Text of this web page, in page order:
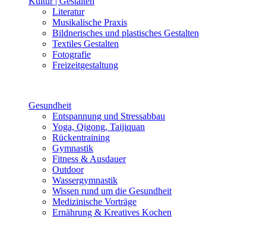
Literatur
Musikalische Praxis
Bildnerisches und plastisches Gestalten
Textiles Gestalten
Fotografie
Freizeitgestaltung
Gesundheit
Entspannung und Stressabbau
Yoga, Qigong, Taijiquan
Rückentraining
Gymnastik
Fitness & Ausdauer
Outdoor
Wassergymnastik
Wissen rund um die Gesundheit
Medizinische Vorträge
Ernährung & Kreatives Kochen